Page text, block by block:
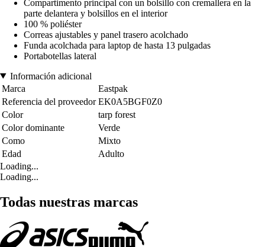
Compartimento principal con un bolsillo con cremallera en la
parte delantera y bolsillos en el interior
100 % poliéster
Correas ajustables y panel trasero acolchado
Funda acolchada para laptop de hasta 13 pulgadas
Portabotellas lateral
Información adicional
Marca
Eastpak
Referencia del proveedor EK0A5BGF0Z0
Color
tarp forest
Color dominante
Verde
Como
Mixto
Edad
Adulto
Loading...
Loading...
Todas nuestras marcas